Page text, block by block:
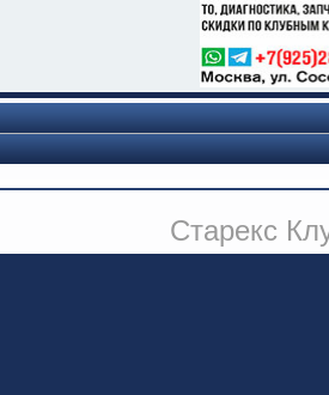
Старекс